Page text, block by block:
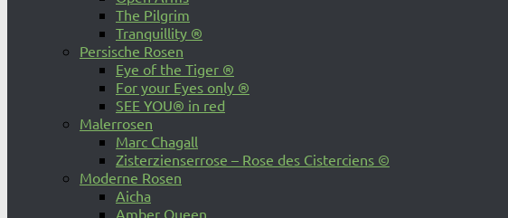
The Pilgrim
Tranquillity ®
Persische Rosen
Eye of the Tiger ®
For your Eyes only ®
SEE YOU® in red
Malerrosen
Marc Chagall
Zisterzienserrose – Rose des Cisterciens ©
Moderne Rosen
Aicha
Amber Queen